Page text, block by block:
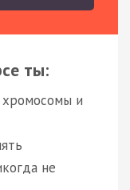
ты:
хромосомы и
не